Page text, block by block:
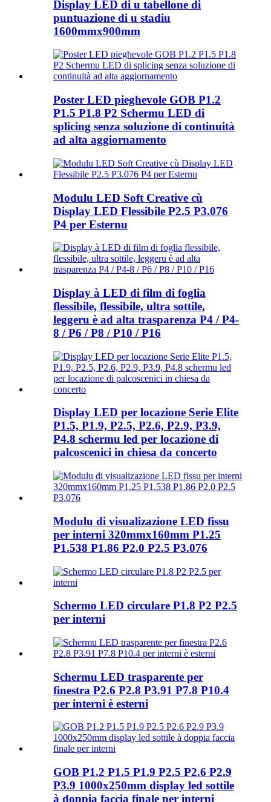
Display LED di u tabellone di
puntuazione di u stadiu
1600mmx900mm
Poster LED pieghevole GOB P1.2
P1.5 P1.8 P2 Schermu LED di
splicing senza soluzione di continuità
ad alta aggiornamento
Modulu LED Soft Creative cù
Display LED Flessibile P2.5 P3.076
P4 per Esternu
Display à LED di film di foglia
flessibile, flessibile, ultra sottile,
leggeru è ad alta trasparenza P4 / P4-
8 / P6 / P8 / P10 / P16
Display LED per locazione Serie Elite
P1.5, P1.9, P2.5, P2.6, P2.9, P3.9,
P4.8 schermu led per locazione di
palcoscenici in chiesa da concerto
Modulu di visualizazione LED fissu
per interni 320mmx160mm P1.25
P1.538 P1.86 P2.0 P2.5 P3.076
Schermo LED circulare P1.8 P2 P2.5
per interni
Schermu LED trasparente per
finestra P2.6 P2.8 P3.91 P7.8 P10.4
per interni è esterni
GOB P1.2 P1.5 P1.9 P2.5 P2.6 P2.9
P3.9 1000x250mm display led sottile
à doppia faccia finale per interni